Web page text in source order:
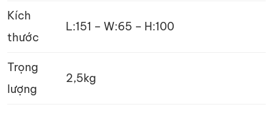
Kích
thước
L:151 – W:65 – H:100
Trọng
lượng
2,5kg